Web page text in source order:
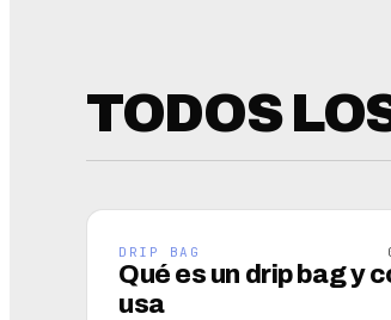
TODOS
DRIP BAG
Qué es un drip bag y
usa